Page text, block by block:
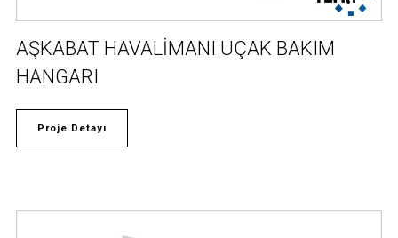
AŞKABAT HAVALİMANI UÇAK BAKIM
HANGARI
Proje Detayı